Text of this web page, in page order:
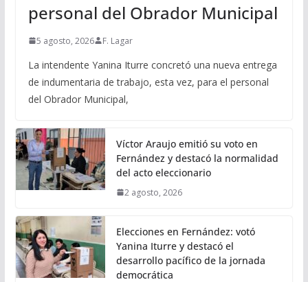
personal del Obrador Municipal
5 agosto, 2026 F. Lagar
La intendente Yanina Iturre concretó una nueva entrega
de indumentaria de trabajo, esta vez, para el personal
del Obrador Municipal,
Víctor Araujo emitió su voto en
Fernández y destacó la normalidad
del acto eleccionario
2 agosto, 2026
Elecciones en Fernández: votó
Yanina Iturre y destacó el
desarrollo pacífico de la jornada
democrática